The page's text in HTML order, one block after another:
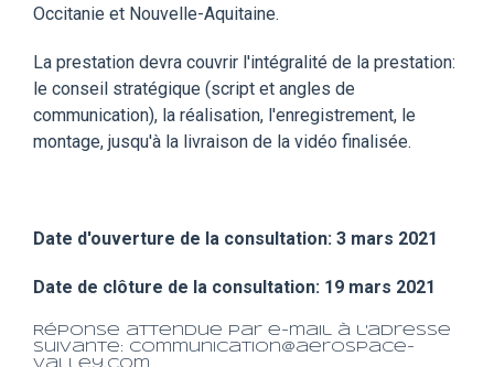
Occitanie et Nouvelle-Aquitaine.
La prestation devra couvrir l'intégralité de la prestation:
le conseil stratégique (script et angles de
communication), la réalisation, l'enregistrement, le
montage, jusqu'à la livraison de la vidéo finalisée.
Date d'ouverture de la consultation: 3 mars 2021
Date de clôture de la consultation: 19 mars 2021
Réponse attendue par e-mail à l'adresse
suivante: communication@aerospace-